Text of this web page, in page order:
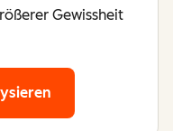
Gewissheit